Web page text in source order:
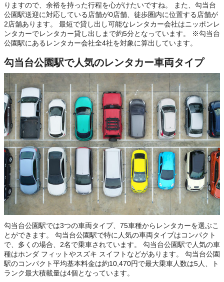
りますので、余裕を持った行程を心がけたいですね。 また、勾当台
公園駅送迎に対応している店舗が0店舗、徒歩圏内に位置する店舗が
2店舗あります。 最短で貸し出し可能なレンタカー会社はニッポンレ
ンタカーでレンタカー貸し出しまで約5分となっています。 ※勾当台
公園駅にあるレンタカー会社全4社を対象に算出しています。
勾当台公園駅で人気のレンタカー車両タイプ
勾当台公園駅では3つの車両タイプ、75車種からレンタカーを選ぶこ
とができます。 勾当台公園駅で特に人気の車両タイプはコンパクト
で、多くの場合、2名で乗車されています。 勾当台公園駅で人気の車
種はホンダ フィットやスズキ スイフトなどがあります。 勾当台公園
駅のコンパクト平均基本料金は約10,470円で最大乗車人数は5人、ト
ランク最大積載量は4個となっています。